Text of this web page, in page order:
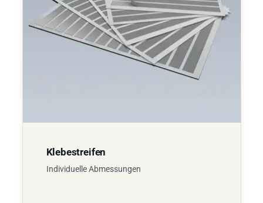
Klebestreifen
Individuelle Abmessungen